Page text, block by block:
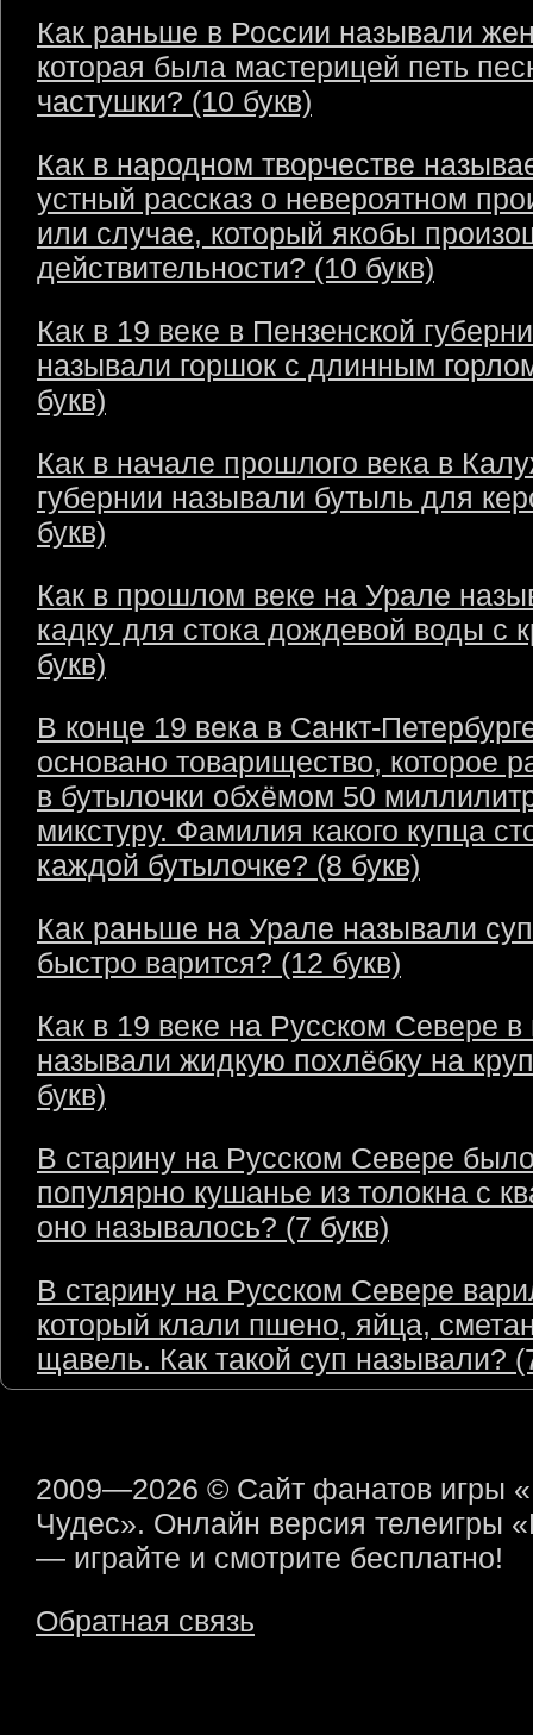
Как раньше в России называли
которая была мастерицей петь
частушки? (10 букв)
Как в народном творчестве
устный рассказ о невероятном
или случае, который якобы
действительности? (10 букв)
Как в 19 веке в Пензенской
называли горшок с длинным
букв)
Как в начале прошлого века в
губернии называли бутыль для
букв)
Как в прошлом веке на Урале
кадку для стока дождевой воды с
букв)
В конце 19 века в Санкт-
основано товарищество, которое
в бутылочки обхёмом 50
микстуру. Фамилия какого купца
каждой бутылочке? (8 букв)
Как раньше на Урале называли
быстро варится? (12 букв)
Как в 19 веке на Русском Севере в
называли жидкую похлёбку на
букв)
В старину на Русском Севере
популярно кушанье из толокна с
оно называлось? (7 букв)
В старину на Русском Севере
который клали пшено, яйца,
щавель. Как такой суп называли?
2009—2026 © Сайт фанатов игры
Чудес». Онлайн версия телеигры
— играйте и смотрите бесплатно!
Обратная связь